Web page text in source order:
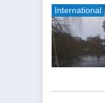
International